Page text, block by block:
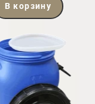
В корзину